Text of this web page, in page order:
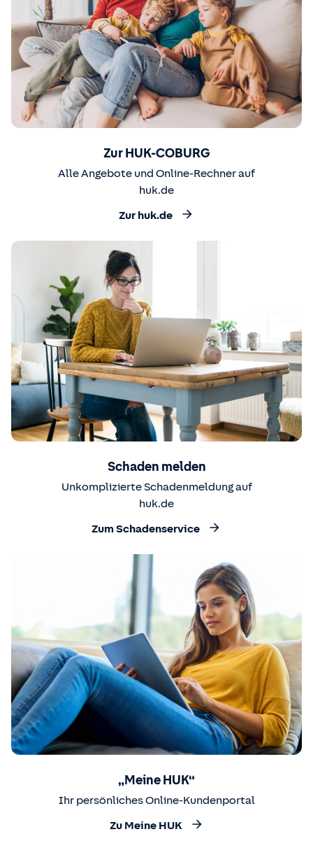
Zur HUK-COBURG
Alle Angebote und Online-Rechner auf
huk.de
Zur huk.de
Schaden melden
Unkomplizierte Schadenmeldung auf
huk.de
Zum Schadenservice
„Meine HUK“
Ihr persönliches Online-Kundenportal
Zu Meine HUK